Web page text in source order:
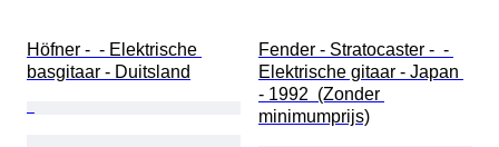
Höfner -  - Elektrische
basgitaar - Duitsland
Fender - Stratocaster -  -
Elektrische gitaar - Japan
- 1992  (Zonder
minimumprijs)